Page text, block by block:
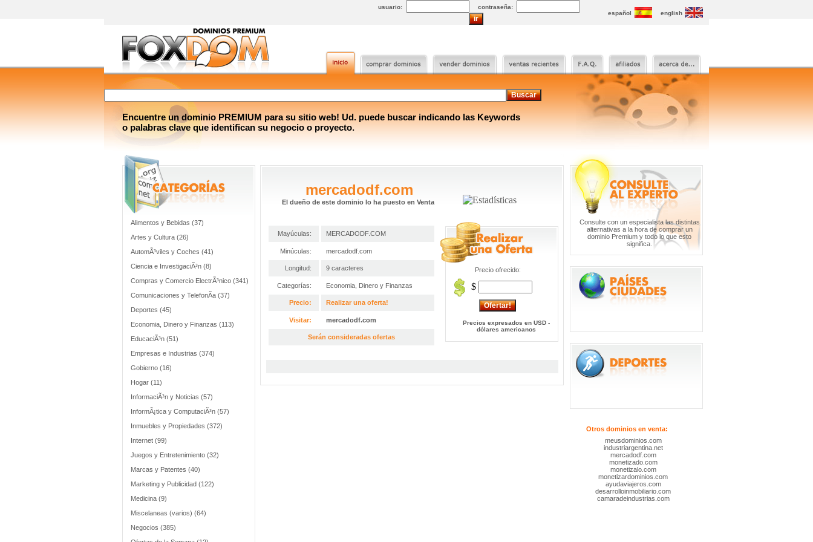
usuario:
contraseña:
español
english
Encuentre un dominio PREMIUM para su sitio web! Ud. puede buscar indicando las Keywords
o palabras clave que identifican su negocio o proyecto.
Alimentos y Bebidas (37)
Artes y Cultura (26)
AutomÃ³viles y Coches (41)
Ciencia e InvestigaciÃ³n (8)
Compras y Comercio ElectrÃ³nico (341)
Comunicaciones y TelefonÃ­a (37)
Deportes (45)
Economia, Dinero y Finanzas (113)
EducaciÃ³n (51)
Empresas e Industrias (374)
Gobierno (16)
Hogar (11)
InformaciÃ³n y Noticias (57)
InformÃ¡tica y ComputaciÃ³n (57)
Inmuebles y Propiedades (372)
Internet (99)
Juegos y Entretenimiento (32)
Marcas y Patentes (40)
Marketing y Publicidad (122)
Medicina (9)
Miscelaneas (varios) (64)
Negocios (385)
mercadodf.com
El dueño de este dominio lo ha puesto en Venta
Mayúculas: MERCADODF.COM
Minúculas: mercadodf.com
Longitud: 9 caracteres
Categorías: Economia, Dinero y Finanzas
Precio: Realizar una oferta!
Visitar: mercadodf.com
Serán consideradas ofertas
Precio ofrecido:
$
Precios expresados en USD -
dólares americanos
Consulte con un especialista las distintas
alternativas a la hora de comprar un
dominio Premium y todo lo que esto
significa.
Otros dominios en venta:
meusdominios.com
industriargentina.net
mercadodf.com
monetizado.com
monetizalo.com
monetizardominios.com
ayudaviajeros.com
desarrolloinmobiliario.com
camaradeindustrias.com